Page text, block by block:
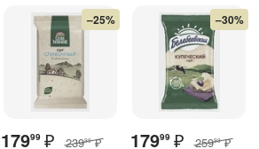
–25%
17999 ₽ 23999 ₽
–30%
17999 ₽ 25999 ₽